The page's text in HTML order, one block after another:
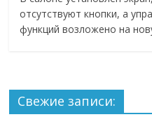
отсутствуют кнопки, а
функций возложено на
Свежие записи: